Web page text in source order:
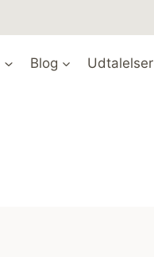
Blog Udtalelser